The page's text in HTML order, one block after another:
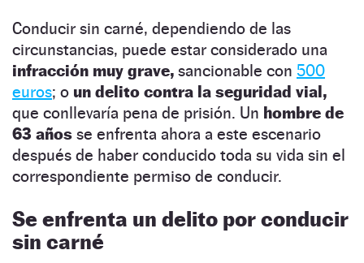
Conducir sin carné, dependiendo de las
circunstancias, puede estar considerado una
infracción muy grave, sancionable con 500
euros; o un delito contra la seguridad vial,
que conllevaría pena de prisión. Un hombre de
63 años se enfrenta ahora a este escenario
después de haber conducido toda su vida sin el
correspondiente permiso de conducir.
Se enfrenta un delito por conducir
sin carné